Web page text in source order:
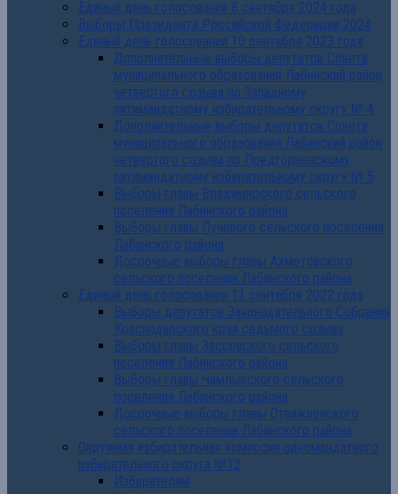
Единый день голосования 8 сентября 2024 года
Выборы Президента Российской Федерации 2024
Единый день голосования 10 сентября 2023 года
Дополнительные выборы депутатов Совета
муниципального образования Лабинский район
четвертого созыва по Западному
пятимандатному избирательному округу № 4
Дополнительные выборы депутатов Совета
муниципального образования Лабинский район
четвертого созыва по Предгорненскому
пятимандатному избирательному округу № 5
Выборы главы Владимирского сельского
поселения Лабинского района
Выборы главы Лучевого сельского поселения
Лабинского района
Досрочные выборы главы Ахметовского
сельского поселения Лабинского района
Единый день голосования 11 сентября 2022 года
Выборы депутатов Законодательного Собрания
Краснодарского края седьмого созыва
Выборы главы Зассовского сельского
поселения Лабинского района
Выборы главы Чамлыкского сельского
поселения Лабинского района
Досрочные выборы главы Отважненского
сельского поселения Лабинского района
Окружная избирательная комиссия одномандатного
избирательного округа №12
Избирателям